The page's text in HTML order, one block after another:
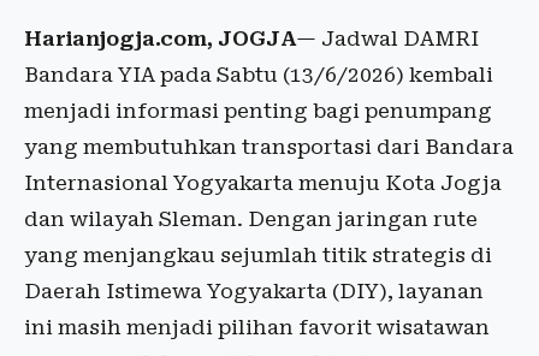
Harianjogja.com, JOGJA— Jadwal DAMRI
Bandara YIA pada Sabtu (13/6/2026) kembali
menjadi informasi penting bagi penumpang
yang membutuhkan transportasi dari Bandara
Internasional Yogyakarta menuju Kota Jogja
dan wilayah Sleman. Dengan jaringan rute
yang menjangkau sejumlah titik strategis di
Daerah Istimewa Yogyakarta (DIY), layanan
ini masih menjadi pilihan favorit wisatawan